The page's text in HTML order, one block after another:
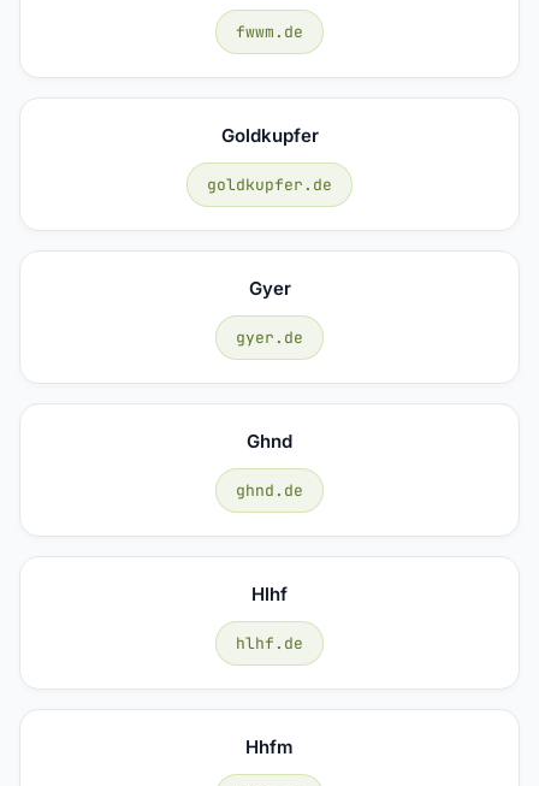
fwwm.de
Goldkupfer
goldkupfer.de
Gyer
gyer.de
Ghnd
ghnd.de
Hlhf
hlhf.de
Hhfm